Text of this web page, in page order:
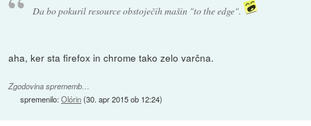
Da bo pokuril resource obstoječih mašin "to the edge".
aha, ker sta firefox in chrome tako zelo varčna.
Zgodovina sprememb…
spremenilo:Olórin(30. apr 2015 ob 12:24)